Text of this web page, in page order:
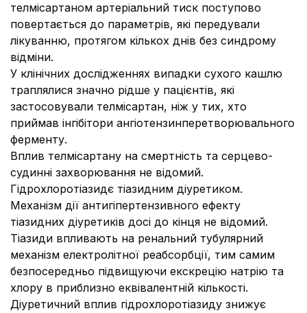
телміcартаном артеріальний тиск поступово
повертається до параметрів, які передували
лікуванню, протягом кількох днів без синдрому
відміни.
У клінічних дослідженнях випадки сухого кашлю
траплялися значно рідше у пацієнтів, які
застосовували телміcартан, ніж у тих, хто
приймав інгібітори ангіотензинперетворювального
ферменту.
Вплив телмісартану на смертність та серцево-
судинні захворювання не відомий.
Гідрохлоротіазидє тіазидним діуретиком.
Механізм дії антигіпертензивного ефекту
тіазидних діуретиків досі до кінця не відомий.
Тіазиди впливають на ренальний тубулярний
механізм електролітної реабсорбції, тим самим
безпосередньо підвищуючи екскрецію натрію та
хлору в приблизно еквівалентній кількості.
Діуретичний вплив гідрохлоротіазиду знижує